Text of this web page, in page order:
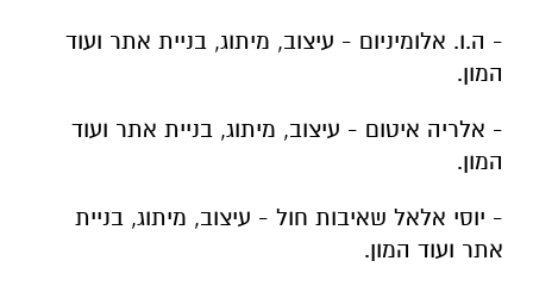
- ה.ו. אלומיניום - עיצוב, מיתוג, בניית אתר ועוד
המון.
- אלריה איטום - עיצוב, מיתוג, בניית אתר ועוד
המון.
- יוסי אלאל שאיבות חול - עיצוב, מיתוג, בניית
אתר ועוד המון.